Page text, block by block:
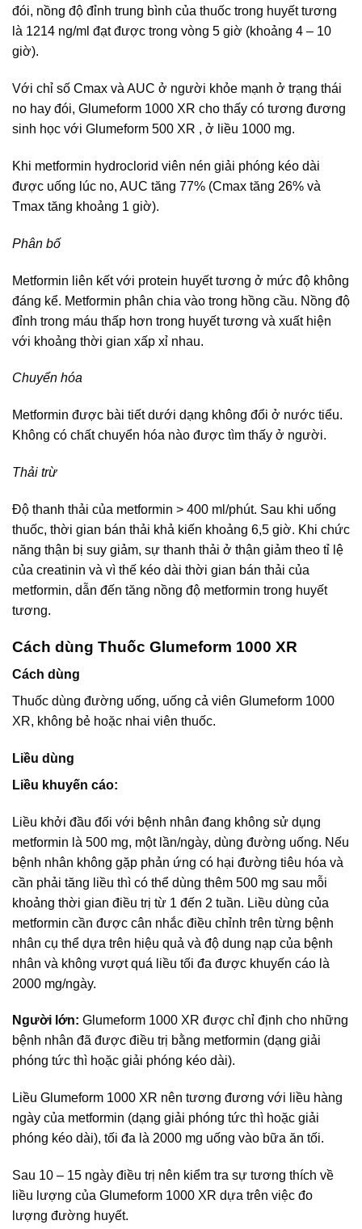
đói, nồng độ đỉnh trung bình của thuốc trong huyết tương
là 1214 ng/ml đạt được trong vòng 5 giờ (khoảng 4 – 10
giờ).
Với chỉ số Cmax và AUC ở người khỏe mạnh ở trạng thái
no hay đói, Glumeform 1000 XR cho thấy có tương đương
sinh học với Glumeform 500 XR , ở liều 1000 mg.
Khi metformin hydroclorid viên nén giải phóng kéo dài
được uống lúc no, AUC tăng 77% (Cmax tăng 26% và
Tmax tăng khoảng 1 giờ).
Phân bố
Metformin liên kết với protein huyết tương ở mức độ không
đáng kể. Metformin phân chia vào trong hồng cầu. Nồng độ
đỉnh trong máu thấp hơn trong huyết tương và xuất hiện
với khoảng thời gian xấp xỉ nhau.
Chuyển hóa
Metformin được bài tiết dưới dạng không đổi ở nước tiểu.
Không có chất chuyển hóa nào được tìm thấy ở người.
Thải trừ
Độ thanh thải của metformin > 400 ml/phút. Sau khi uống
thuốc, thời gian bán thải khả kiến khoảng 6,5 giờ. Khi chức
năng thận bị suy giảm, sự thanh thải ở thận giảm theo tỉ lệ
của creatinin và vì thế kéo dài thời gian bán thải của
metformin, dẫn đến tăng nồng độ metformin trong huyết
tương.
Cách dùng Thuốc Glumeform 1000 XR
Cách dùng
Thuốc dùng đường uống, uống cả viên Glumeform 1000
XR, không bẻ hoặc nhai viên thuốc.
Liều dùng
Liều khuyến cáo:
Liều khởi đầu đối với bệnh nhân đang không sử dụng
metformin là 500 mg, một lần/ngày, dùng đường uống. Nếu
bệnh nhân không gặp phản ứng có hại đường tiêu hóa và
cần phải tăng liều thì có thể dùng thêm 500 mg sau mỗi
khoảng thời gian điều trị từ 1 đến 2 tuần. Liều dùng của
metformin cần được cân nhắc điều chỉnh trên từng bệnh
nhân cụ thể dựa trên hiệu quả và độ dung nạp của bệnh
nhân và không vượt quá liều tối đa được khuyến cáo là
2000 mg/ngày.
Người lớn: Glumeform 1000 XR được chỉ định cho những
bệnh nhân đã được điều trị bằng metformin (dạng giải
phóng tức thì hoặc giải phóng kéo dài).
Liều Glumeform 1000 XR nên tương đương với liều hàng
ngày của metformin (dạng giải phóng tức thì hoặc giải
phóng kéo dài), tối đa là 2000 mg uống vào bữa ăn tối.
Sau 10 – 15 ngày điều trị nên kiểm tra sự tương thích về
liều lượng của Glumeform 1000 XR dựa trên việc đo
lượng đường huyết.